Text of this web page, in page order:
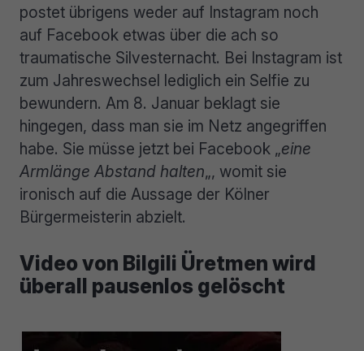
postet übrigens weder auf Instagram noch
auf Facebook etwas über die ach so
traumatische Silvesternacht. Bei Instagram ist
zum Jahreswechsel lediglich ein Selfie zu
bewundern. Am 8. Januar beklagt sie
hingegen, dass man sie im Netz angegriffen
habe. Sie müsse jetzt bei Facebook „eine
Armlänge Abstand halten„, womit sie
ironisch auf die Aussage der Kölner
Bürgermeisterin abzielt.
Video von Bilgili Üretmen wird
überall pausenlos gelöscht